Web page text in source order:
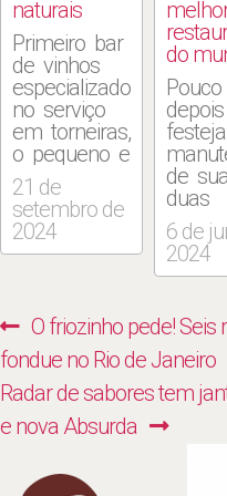
naturais
Primeiro bar
de vinhos
especializado
no serviço
em torneiras,
o pequeno e
charmoso
Tão Longe,
Tão Perto
chega ao
São Paulo e
no Porto,
em Portugal.
São seis
opções da
bebida no
entre
21 de
setembro de
2024
do
Pouco
de
duas
Guia
chef
em
voltou a
6 de
2024
Navegação
de
Post
Previous
post:
O friozinho pede!
fondue no Rio de Janeiro
Next
post:
Radar de sabores tem
e nova Absurda